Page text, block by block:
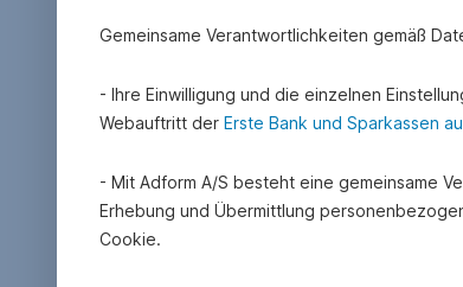
Gemeinsame Verantwortlichkeiten gemäß
- Ihre Einwilligung und die einzelnen
Webauftritt der Erste Bank und Sparkassen
- Mit Adform A/S besteht eine gemeinsame
Erhebung und Übermittlung
Cookie.